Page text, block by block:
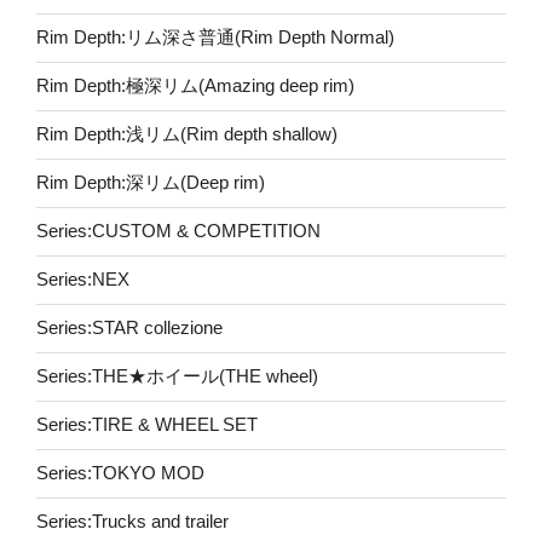
Rim Depth:リム深さ普通(Rim Depth Normal)
Rim Depth:極深リム(Amazing deep rim)
Rim Depth:浅リム(Rim depth shallow)
Rim Depth:深リム(Deep rim)
Series:CUSTOM & COMPETITION
Series:NEX
Series:STAR collezione
Series:THE★ホイール(THE wheel)
Series:TIRE & WHEEL SET
Series:TOKYO MOD
Series:Trucks and trailer